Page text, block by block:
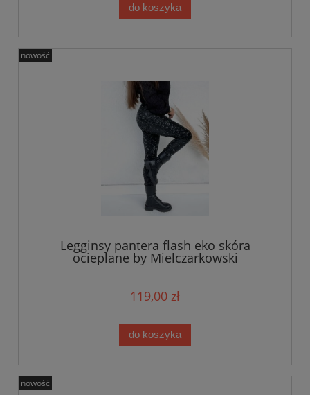
do koszyka
Legginsy pantera flash eko skóra
ocieplane by Mielczarkowski
119,00 zł
do koszyka
nowość
nowość